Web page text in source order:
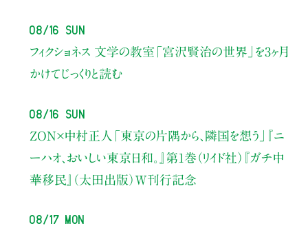
08/16 Sun
フィクショネス 文学の教室 「宮沢賢治の世界」を3ヶ月
かけてじっくりと読む
08/16 Sun
ZON×中村正人 「東京の片隅から、隣国を想う」
『ニ
ーハオ、おいしい東京日和。』第1巻（リイド社） 『ガチ中
華移民』（太田出版）W刊行記念
08/17 Mon